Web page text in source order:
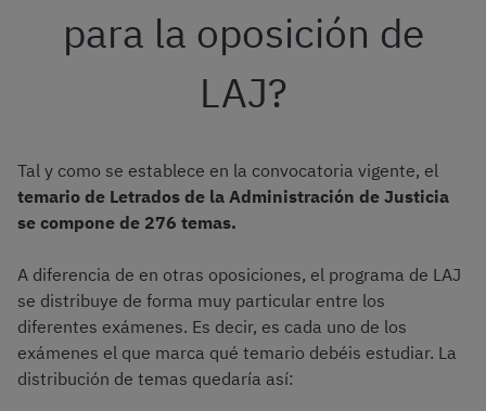
para la oposición de
LAJ?
Tal y como se establece en la convocatoria vigente, el
temario de Letrados de la Administración de Justicia
se compone de 276 temas.
A diferencia de en otras oposiciones, el programa de LAJ
se distribuye de forma muy particular entre los
diferentes exámenes. Es decir, es cada uno de los
exámenes el que marca qué temario debéis estudiar. La
distribución de temas quedaría así: